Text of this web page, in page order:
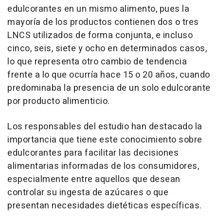
edulcorantes en un mismo alimento, pues la
mayoría de los productos contienen dos o tres
LNCS utilizados de forma conjunta, e incluso
cinco, seis, siete y ocho en determinados casos,
lo que representa otro cambio de tendencia
frente a lo que ocurría hace 15 o 20 años, cuando
predominaba la presencia de un solo edulcorante
por producto alimenticio.
Los responsables del estudio han destacado la
importancia que tiene este conocimiento sobre
edulcorantes para facilitar las decisiones
alimentarias informadas de los consumidores,
especialmente entre aquellos que desean
controlar su ingesta de azúcares o que
presentan necesidades dietéticas específicas.